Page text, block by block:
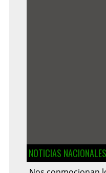
NOTICIAS NACIONALES